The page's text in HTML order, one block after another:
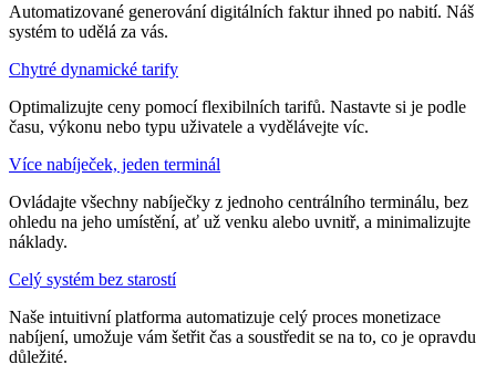
Automatizované generování digitálních faktur ihned po nabití. Náš
systém to udělá za vás.
Chytré dynamické tarify
Optimalizujte ceny pomocí flexibilních tarifů. Nastavte si je podle
času, výkonu nebo typu uživatele a vydělávejte víc.
Více nabíječek, jeden terminál
Ovládajte všechny nabíječky z jednoho centrálního terminálu, bez
ohledu na jeho umístění, ať už venku alebo uvnitř, a minimalizujte
náklady.
Celý systém bez starostí
Naše intuitivní platforma automatizuje celý proces monetizace
nabíjení, umožuje vám šetřit čas a soustředit se na to, co je opravdu
důležité.